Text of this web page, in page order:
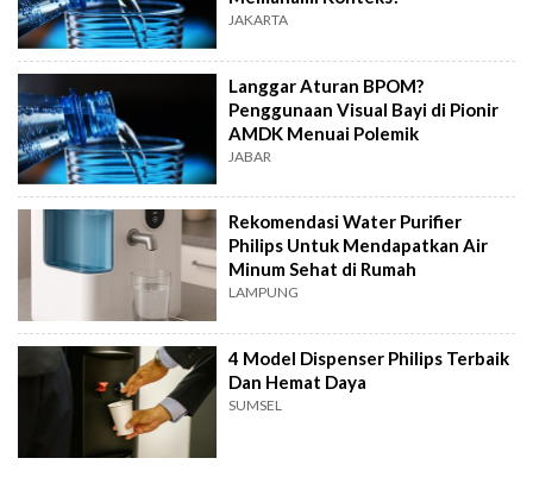
JAKARTA
Langgar Aturan BPOM?
Penggunaan Visual Bayi di Pionir
AMDK Menuai Polemik
JABAR
Rekomendasi Water Purifier
Philips Untuk Mendapatkan Air
Minum Sehat di Rumah
LAMPUNG
4 Model Dispenser Philips Terbaik
Dan Hemat Daya
SUMSEL